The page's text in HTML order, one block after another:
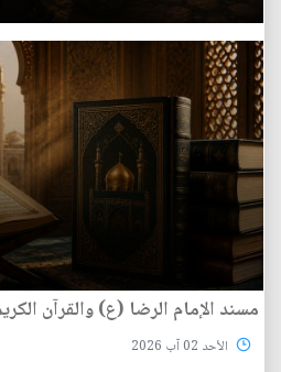
مسند الإمام الرضا (ع) والقرآن
الأحد 02 آب 2026